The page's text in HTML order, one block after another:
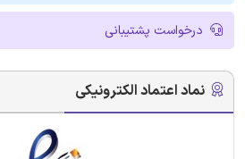
درخواست پشتیبانی
نماد اعتماد الکترونیکی